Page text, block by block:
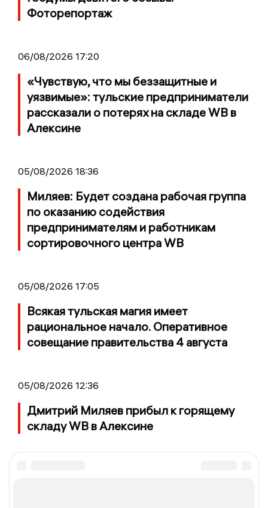
Фоторепортаж
06/08/2026 17:20
«Чувствую, что мы беззащитные и
уязвимые»: тульские предприниматели
рассказали о потерях на складе WB в
Алексине
05/08/2026 18:36
Миляев: Будет создана рабочая группа
по оказанию содействия
предпринимателям и работникам
сортировочного центра WB
05/08/2026 17:05
Всякая тульская магия имеет
рациональное начало. Оперативное
совещание правительства 4 августа
05/08/2026 12:36
Дмитрий Миляев прибыл к горящему
складу WB в Алексине